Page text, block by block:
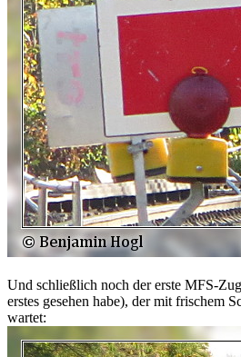
Und schließlich noch der erste MFS-
erstes gesehen habe), der mit frischem
wartet: